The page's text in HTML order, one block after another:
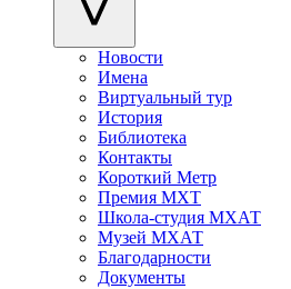
Новости
Имена
Виртуальный тур
История
Библиотека
Контакты
Короткий Метр
Премия МХТ
Школа-студия МХАТ
Музей МХАТ
Благодарности
Документы